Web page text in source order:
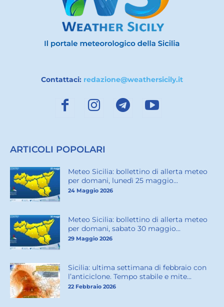
Contattaci: redazione@weathersicily.it
ARTICOLI POPOLARI
Meteo Sicilia: bollettino di allerta meteo
per domani, lunedì 25 maggio...
24 Maggio 2026
Meteo Sicilia: bollettino di allerta meteo
per domani, sabato 30 maggio...
29 Maggio 2026
Sicilia: ultima settimana di febbraio con
l’anticiclone. Tempo stabile e mite...
22 Febbraio 2026